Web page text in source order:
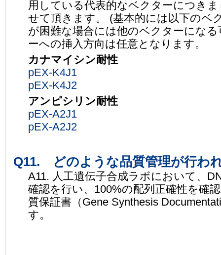
用している代表的なベクターにつき
せて頂きます。 (基本的には以下のベ
が困難な場合には他のベクターにな
ーへの挿入方向は任意となります。
カナマイシン耐性
pEX-K4J1
pEX-K4J2
アンピシリン耐性
pEX-A2J1
pEX-A2J2
Q11. どのような品質管理が行わ
A11. 人工遺伝子合成ラボにおいて、
確認を行い、100%の配列正確性を確
質保証書（Gene Synthesis
す。